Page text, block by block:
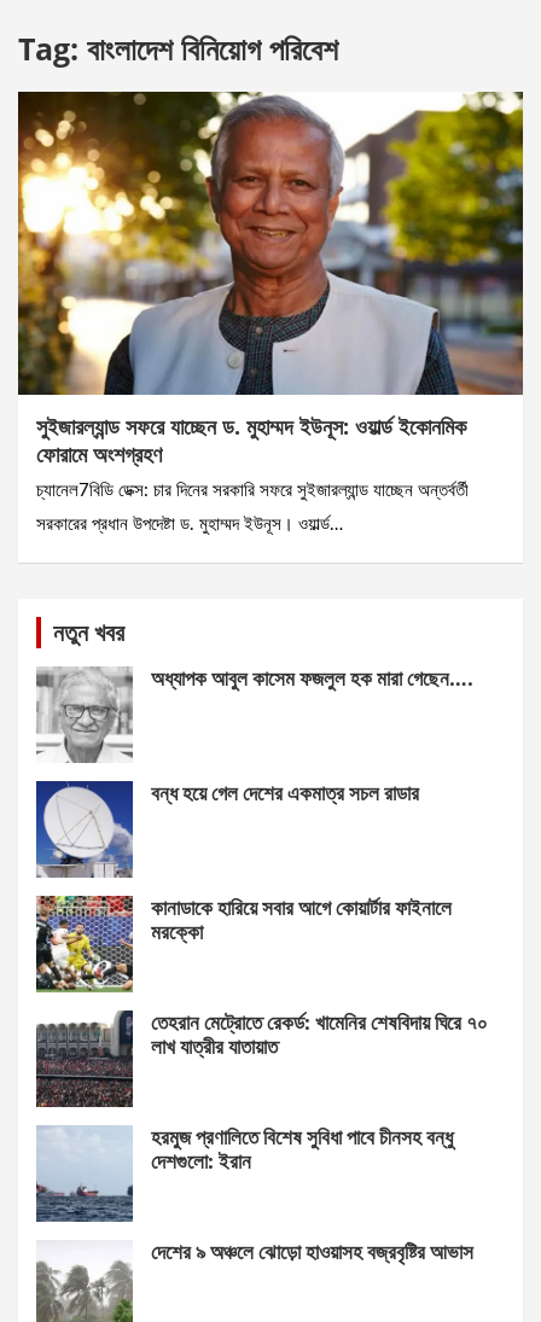
Tag: বাংলাদেশ বিনিয়োগ পরিবেশ
সুইজারল্যান্ড সফরে যাচ্ছেন ড. মুহাম্মদ ইউনূস: ওয়ার্ল্ড ইকোনমিক
ফোরামে অংশগ্রহণ
চ্যানেল7বিডি ডেক্স: চার দিনের সরকারি সফরে সুইজারল্যান্ড যাচ্ছেন অন্তর্বর্তী
সরকারের প্রধান উপদেষ্টা ড. মুহাম্মদ ইউনূস। ওয়ার্ল্ড…
নতুন খবর
অধ্যাপক আবুল কাসেম ফজলুল হক মারা গেছেন….
বন্ধ হয়ে গেল দেশের একমাত্র সচল রাডার
কানাডাকে হারিয়ে সবার আগে কোয়ার্টার ফাইনালে
মরক্কো
তেহরান মেট্রোতে রেকর্ড: খামেনির শেষবিদায় ঘিরে ৭০
লাখ যাত্রীর যাতায়াত
হরমুজ প্রণালিতে বিশেষ সুবিধা পাবে চীনসহ বন্ধু
দেশগুলো: ইরান
দেশের ৯ অঞ্চলে ঝোড়ো হাওয়াসহ বজ্রবৃষ্টির আভাস